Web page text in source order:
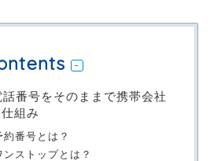
番号をそのままで携帯会社
組み
約番号とは？
ンストップとは？